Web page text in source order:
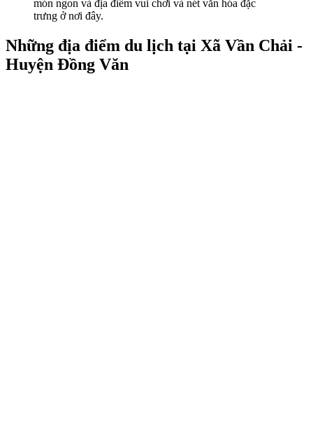
món ngon và địa điểm vui chơi và nét văn hóa đặc
trưng ở nơi đây.
Những địa điểm du lịch tại Xã Vần Chải -
Huyện Đồng Văn